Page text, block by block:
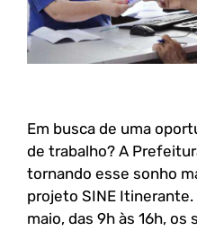
Em busca de uma
de trabalho? A
tornando esse sonho
projeto SINE Itinerante.
maio, das 9h às 16h,